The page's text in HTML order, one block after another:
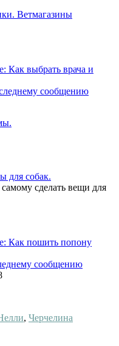
Ветмагазины
Как выбрать врача и
сообщению
для собак.
сделать вещи для
Как пошить попону
сообщению
, Черчелина